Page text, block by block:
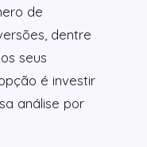
de
dentre
seus
é investir
análise por